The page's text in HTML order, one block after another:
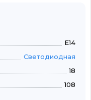
E14
Светодиодная
18
108